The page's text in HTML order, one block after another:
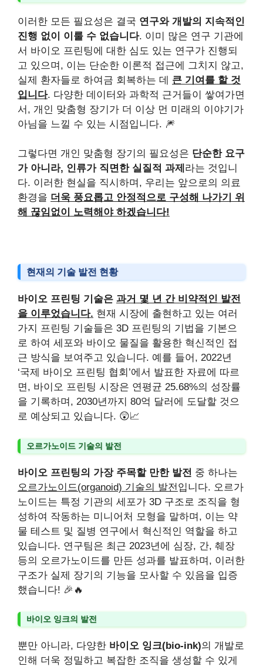
이러한 모든 필요성은 결국 연구와 개발의 지속적인
진행 없이 이룰 수 없습니다. 이미 많은 연구 기관에
서 바이오 프린팅에 대한 심도 있는 연구가 진행되
고 있으며, 이는 단순한 이론적 접근에 그치지 않고,
실제 환자들로 하여금 회복하는 데 큰 기여를 할 것
입니다. 다양한 데이터와 과학적 근거들이 쌓여가면
서, 개인 맞춤형 장기가 더 이상 먼 미래의 이야기가
아님을 느낄 수 있는 시점입니다. 🎆
그렇다면 개인 맞춤형 장기의 필요성은 단순한 요구
가 아니라, 인류가 직면한 실질적 과제 라는 것입니
다. 이러한 현실을 직시하며, 우리는 앞으로의 의료
환경을 더욱 풍요롭고 안정적으로 구성해 나가기 위
해 끊임없이 노력해야 하겠습니다!
현재의 기술 발전 현황
바이오 프린팅 기술은 과거 몇 년 간 비약적인 발전
을 이루었습니다. 현재 시장에 출현하고 있는 여러
가지 프린팅 기술들은 3D 프린팅의 기법을 기본으
로 하여 세포와 바이오 물질을 활용한 혁신적인 접
근 방식을 보여주고 있습니다. 예를 들어, 2022년
‘국제 바이오 프린팅 협회’에서 발표한 자료에 따르
면, 바이오 프린팅 시장은 연평균 25.68%의 성장률
을 기록하며, 2030년까지 80억 달러에 도달할 것으
로 예상되고 있습니다. 😲📈
오르가노이드 기술의 발전
바이오 프린팅의 가장 주목할 만한 발전 중 하나는
오르가노이드(organoid) 기술의 발전 입니다. 오르가
노이드는 특정 기관의 세포가 3D 구조로 조직을 형
성하여 작동하는 미니어처 모형을 말하며, 이는 약
물 테스트 및 질병 연구에서 혁신적인 역할을 하고
있습니다. 연구팀은 최근 2023년에 심장, 간, 췌장
등의 오르가노이드를 만든 성과를 발표하며, 이러한
구조가 실제 장기의 기능을 모사할 수 있음을 입증
했습니다! 🎉🔥
바이오 잉크의 발전
뿐만 아니라, 다양한 바이오 잉크(bio-ink)의 개발로
인해 더욱 정밀하고 복잡한 조직을 생성할 수 있게